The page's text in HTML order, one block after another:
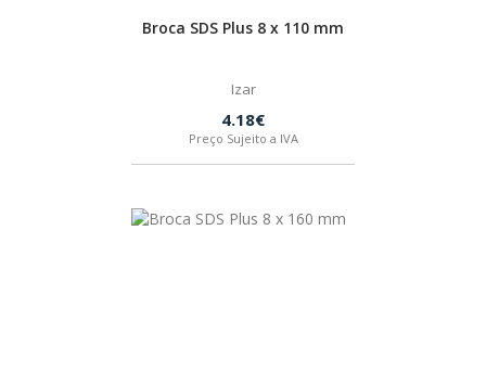
Broca SDS Plus 8 x 110 mm
Izar
4.18€
Preço Sujeito a IVA